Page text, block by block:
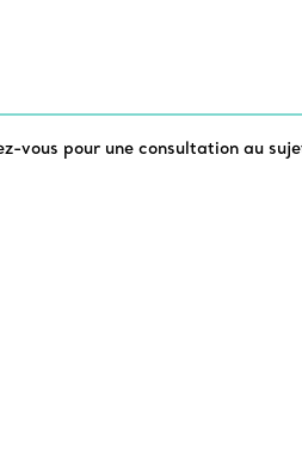
vous pour une consultation au